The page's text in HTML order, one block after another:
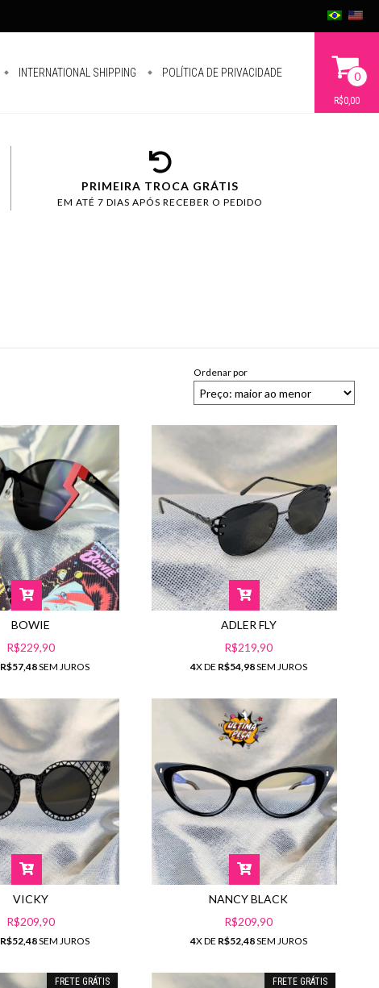
INTERNATIONAL SHIPPING POLÍTICA DE PRIVACIDADE 0
R$0,00
PRIMEIRA TROCA GRÁTIS
EM ATÉ 7 DIAS APÓS RECEBER O PEDIDO
Ordenar por
BOWIE
R$229,90
R$57,48SEM JUROS
ADLER FLY
R$219,90
4X DE R$54,98SEM JUROS
VICKY
R$209,90
R$52,48SEM JUROS
NANCY BLACK
R$209,90
4X DE R$52,48SEM JUROS
FRETE GRÁTIS FRETE GRÁTIS